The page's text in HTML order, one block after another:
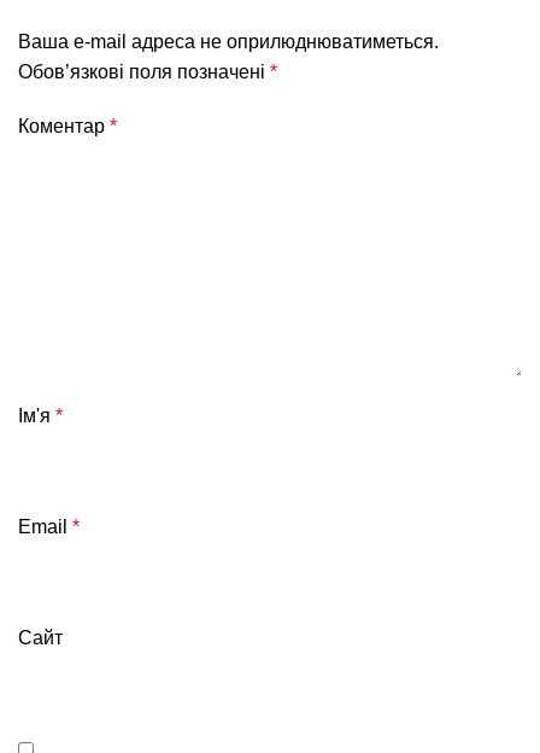
Ваша e-mail адреса не оприлюднюватиметься.
Обов’язкові поля позначені *
Коментар *
Ім'я *
Email *
Сайт